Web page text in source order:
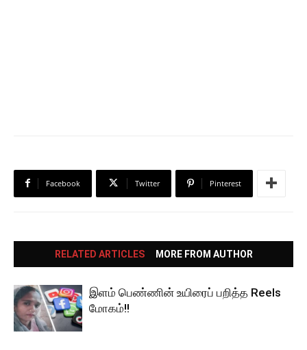
Facebook Twitter Pinterest
RELATED ARTICLES MORE FROM AUTHOR
இளம் பெண்ணின் உயிரைப் பறித்த Reels
மோகம்!!